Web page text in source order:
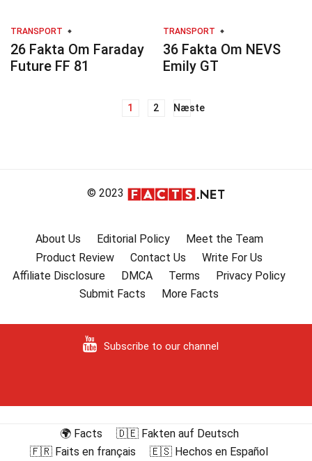
TRANSPORT
26 Fakta Om Faraday
Future FF 81
TRANSPORT
36 Fakta Om NEVS
Emily GT
1 2 Næste
© 2023
About Us Editorial Policy
Meet the Team
Product Review
Contact Us
Write For Us
Affiliate Disclosure
DMCA Terms
Privacy Policy
Submit Facts
More Facts
Subscribe to our channel
🌍 Facts
🇩🇪 Fakten auf Deutsch
🇫🇷 Faits en français
🇪🇸 Hechos en Español